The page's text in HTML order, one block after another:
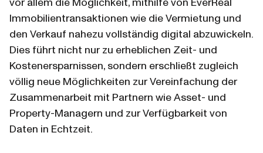
vor allem die Möglichkeit, mithilfe von EverReal
Immobilientransaktionen wie die Vermietung und
den Verkauf nahezu vollständig digital abzuwickeln.
Dies führt nicht nur zu erheblichen Zeit- und
Kostenersparnissen, sondern erschließt zugleich
völlig neue Möglichkeiten zur Vereinfachung der
Zusammenarbeit mit Partnern wie Asset- und
Property-Managern und zur Verfügbarkeit von
Daten in Echtzeit.